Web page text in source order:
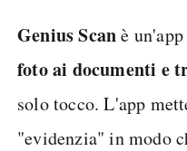
Genius Scanè
foto ai documenti e
solo tocco. L'app
"evidenzia" in modo